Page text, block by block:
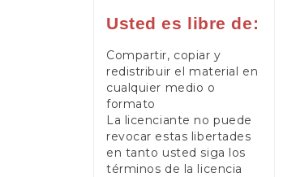
Usted es libre de:
Compartir, copiar y
redistribuir el material en
cualquier medio o
formato
La licenciante no puede
revocar estas libertades
en tanto usted siga los
términos de la licencia